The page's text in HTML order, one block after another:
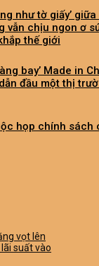
như tờ giấy’
vẫn chịu ngon ơ
thế giới
bay’ Made in
đầu một thị
họp chính sách
vọt lên
suất vào